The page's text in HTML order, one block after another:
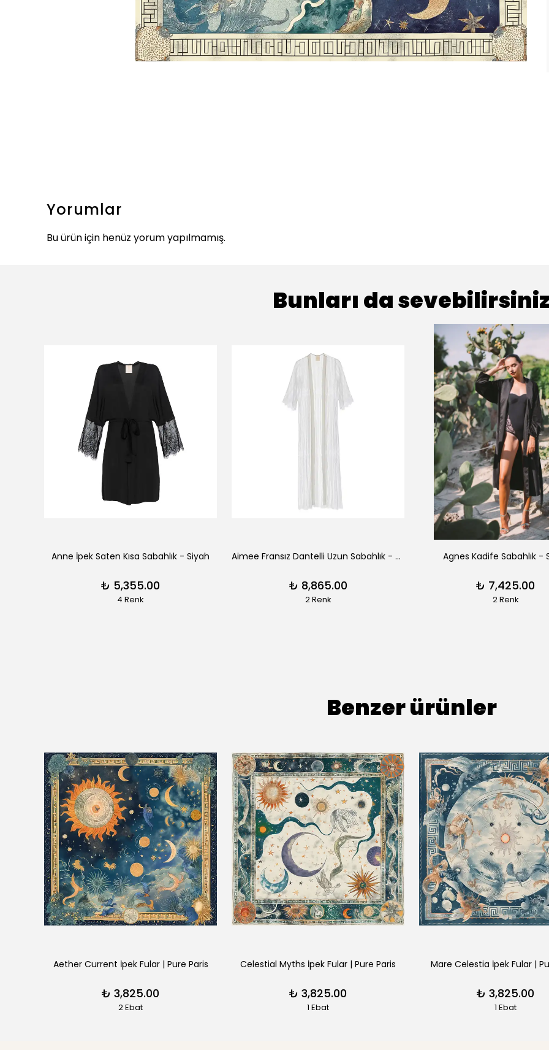
Yorumlar
Bu ürün için henüz yorum yapılmamış.
Bunları da
Anne İpek Saten Kısa Sabahlık - Siyah
₺ 5,355.00
4 Renk
Aimee Fransız Dantelli Uzun Sabahlık - Siyah
₺ 8,865.00
2 Renk
Agnes Kadife Sabahlık -
₺ 7,425.00
2 Renk
Benzer ürünler
Aether Current İpek Fular | Pure Paris
₺ 3,825.00
2 Ebat
Celestial Myths İpek Fular | Pure Paris
₺ 3,825.00
1 Ebat
Mare Celestia İpek Fular |
₺ 3,825.00
1 Ebat